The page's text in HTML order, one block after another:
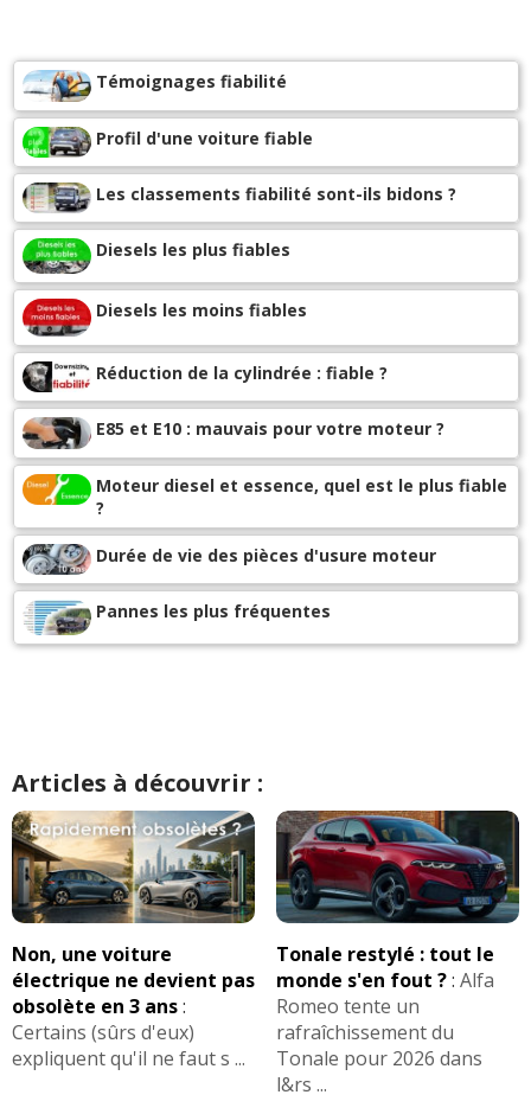
Témoignages fiabilité
Profil d'une voiture fiable
Les classements fiabilité sont-ils bidons ?
Diesels les plus fiables
Diesels les moins fiables
Réduction de la cylindrée : fiable ?
E85 et E10 : mauvais pour votre moteur ?
Moteur diesel et essence, quel est le plus fiable
?
Durée de vie des pièces d'usure moteur
Pannes les plus fréquentes
Articles à découvrir :
Non, une voiture
électrique ne devient pas
obsolète en 3 ans:
Certains (sûrs d'eux)
expliquent qu'il ne faut s ...
Tonale restylé : tout le
monde s'en fout ?: Alfa
Romeo tente un
rafraîchissement du
Tonale pour 2026 dans
l&rs ...